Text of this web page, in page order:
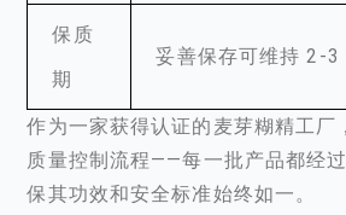
保质
期
妥善保存可维持 2-3
作为一家获得认证的麦芽糊精工厂
质量控制流程——每一批产品都经
保其功效和安全标准始终如一。